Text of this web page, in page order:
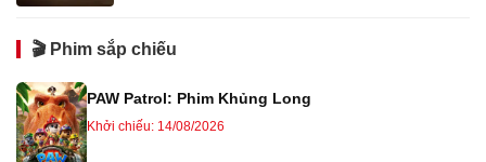
🎬 Phim sắp chiếu
PAW Patrol: Phim Khủng Long
Khởi chiếu: 14/08/2026